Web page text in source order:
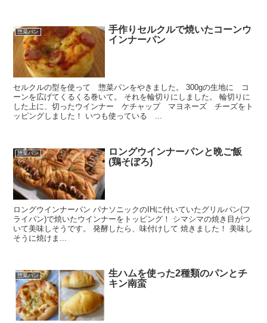
惣菜パン
手作りセルクルで焼いたコーンウ
インナーパン
セルクルの型を使って 惣菜パンをやきました。 300gの生地に コ
ーンを広げてくるくる巻いて。 それを輪切りにしました。 輪切りに
した上に、切ったウインナー ケチャップ マヨネーズ チーズをト
ッピングしました！ いつも使っている ...
惣菜パン
ロングウインナーパンと晩ご飯
(鶏そぼろ)
ロングウインナーパン パナソニックのIHに付いていたグリルパン(フ
ライパン)で焼いたウインナーをトッピング！ シマシマの焼き目がつ
いて美味しそうです。 発酵したら、味付けして 焼きました！ 美味し
そうに焼けま...
惣菜パン
生ハムを使った2種類のパンとチ
キン南蛮